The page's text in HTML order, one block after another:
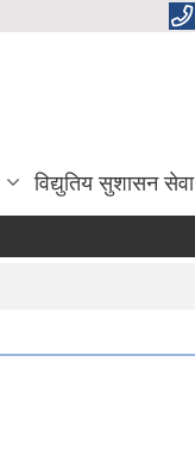
विद्युतिय सुशासन सेवा